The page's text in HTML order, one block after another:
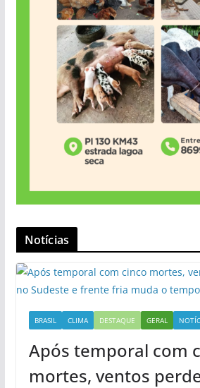
Notícias
BRASIL CLIMA DESTAQUE GERAL
Após temporal com
mortes, ventos